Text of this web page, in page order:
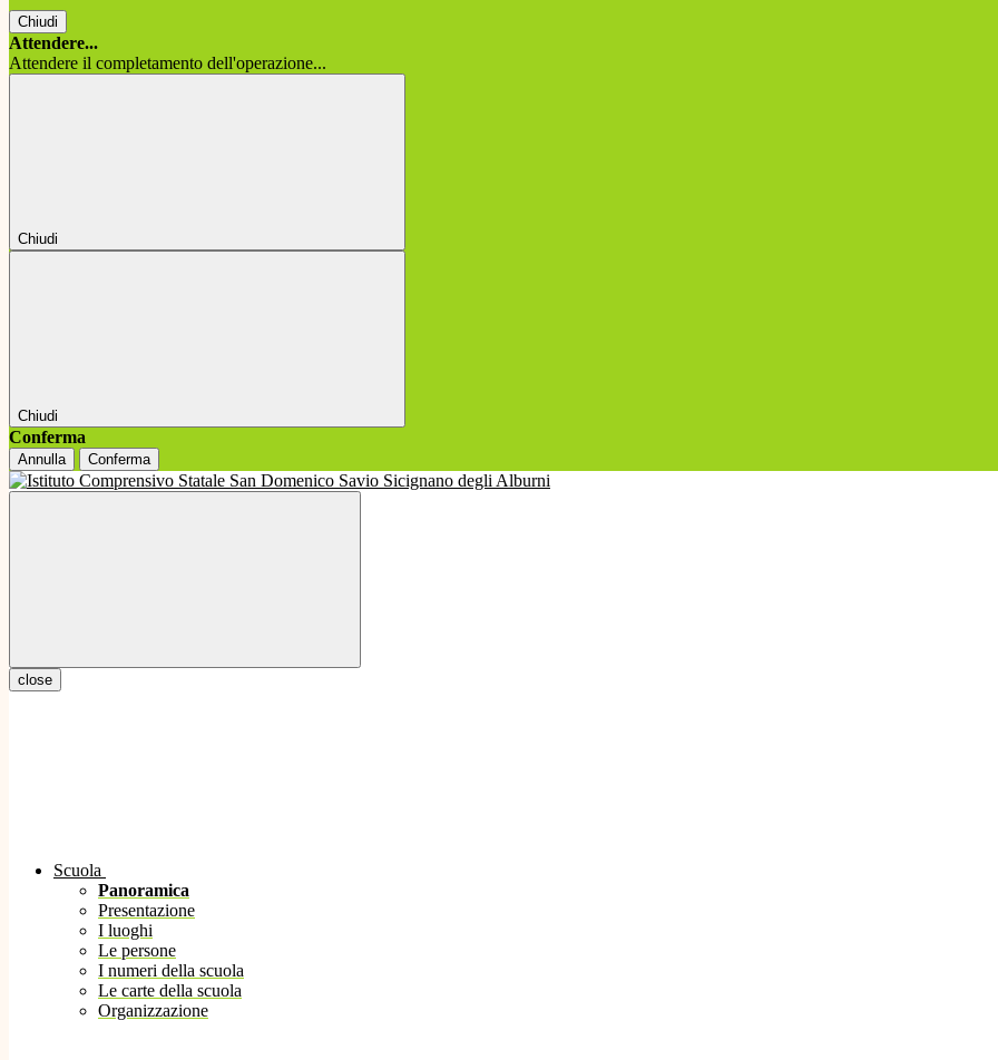
Chiudi
Attendere...
Attendere il completamento dell'operazione...
Chiudi
Chiudi
Conferma
Annulla Conferma
close
Scuola
Panoramica
Presentazione
I luoghi
Le persone
I numeri della scuola
Le carte della scuola
Organizzazione